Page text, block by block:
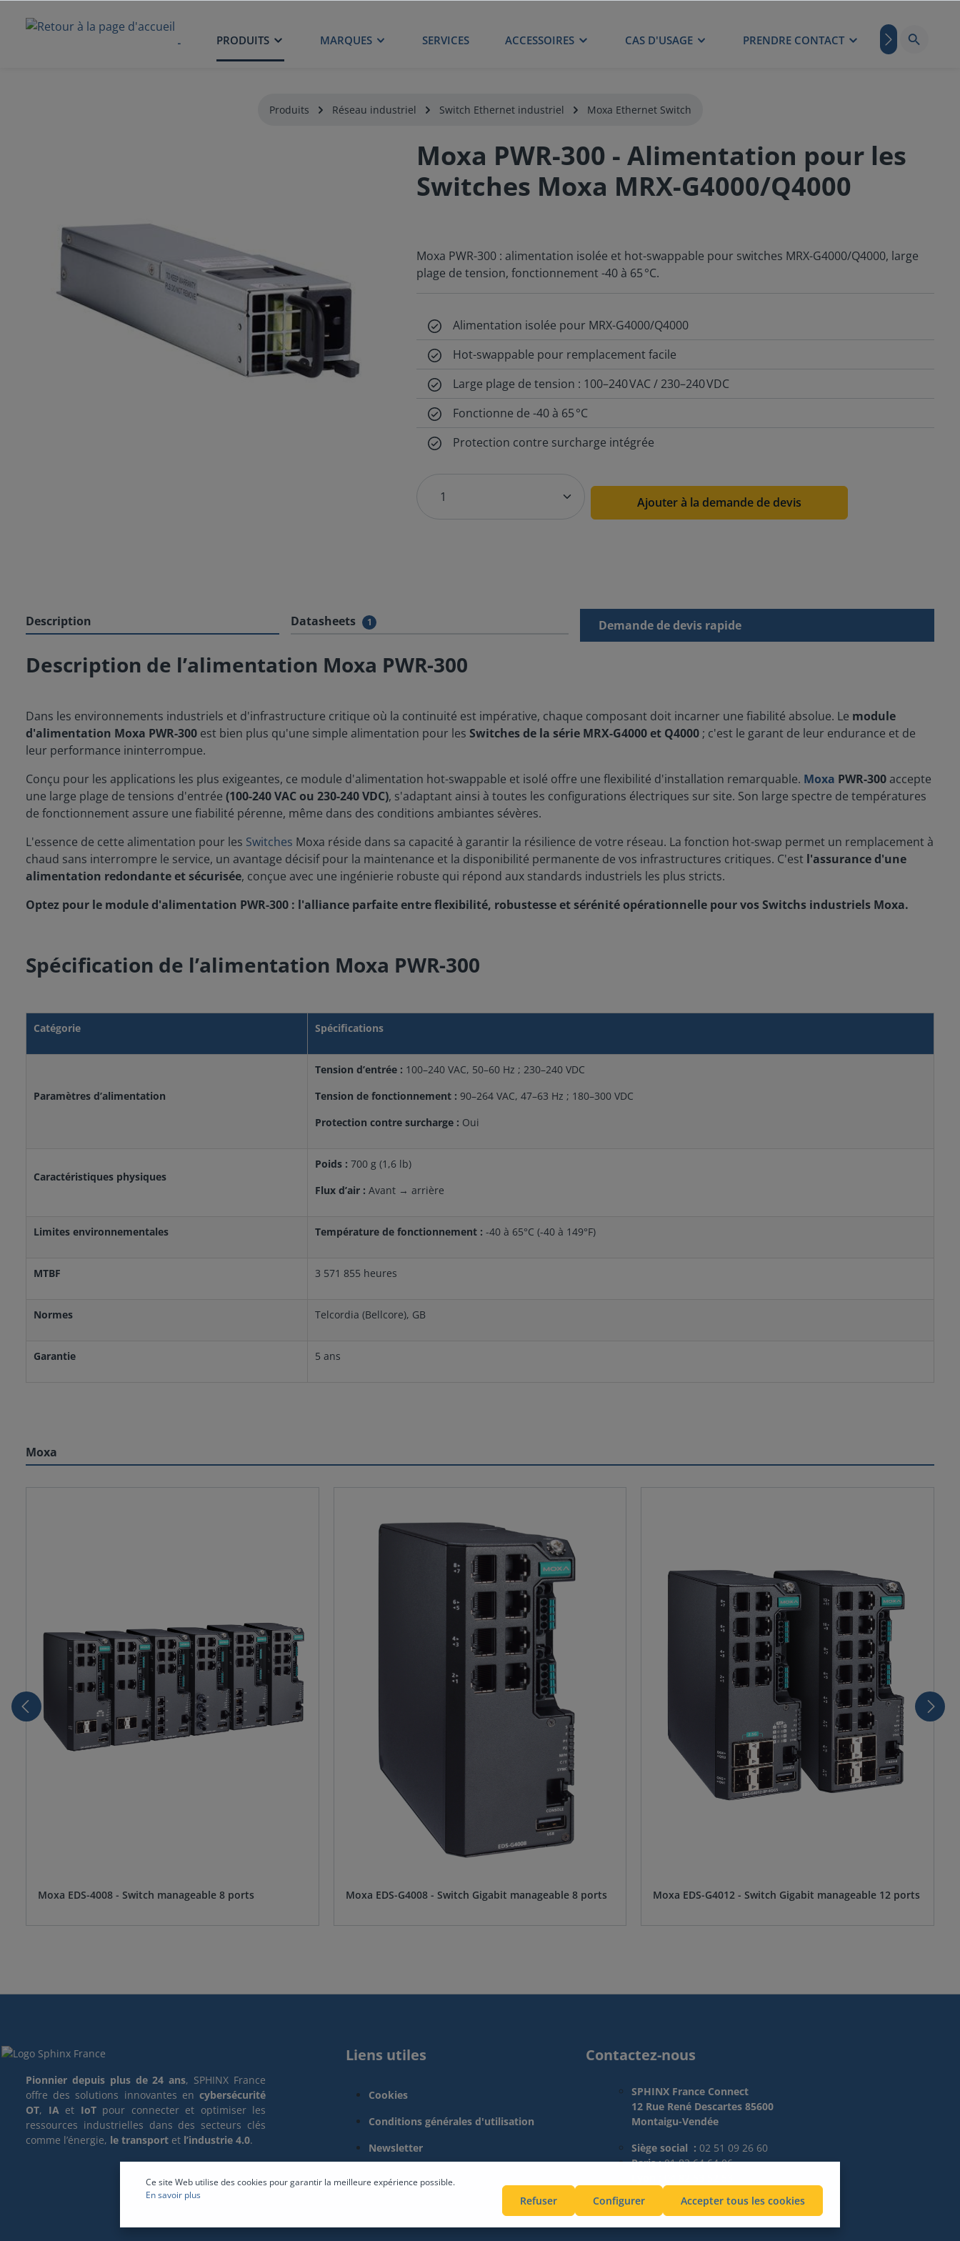
ACCUEIL PRODUITS MARQUES SERVICES ACCESSOIRES CAS D'USAGE PRENDRE CONTACT BLOG
Produits Réseau industriel Switch Ethernet industriel Moxa Ethernet Switch
Moxa PWR-300 - Alimentation pour les
Switches Moxa MRX-G4000/Q4000
Moxa PWR-300 : alimentation isolée et hot-swappable pour switches MRX-G4000/Q4000, large
plage de tension, fonctionnement -40 à 65 °C.
Alimentation isolée pour MRX-G4000/Q4000
Hot-swappable pour remplacement facile
Large plage de tension : 100–240 VAC / 230–240 VDC
Fonctionne de -40 à 65 °C
Protection contre surcharge intégrée
Ajouter à la demande de devis
Description Datasheets 1 Demande de devis rapide
Description de l’alimentation Moxa PWR-300
Dans les environnements industriels et d'infrastructure critique où la continuité est impérative, chaque composant doit incarner une fiabilité absolue. Le module
d'alimentation Moxa PWR-300 est bien plus qu'une simple alimentation pour les Switches de la série MRX-G4000 et Q4000 ; c'est le garant de leur endurance et de
leur performance ininterrompue.
Conçu pour les applications les plus exigeantes, ce module d'alimentation hot-swappable et isolé offre une flexibilité d'installation remarquable. Moxa PWR-300accepte
une large plage de tensions d'entrée (100-240 VAC ou 230-240 VDC), s'adaptant ainsi à toutes les configurations électriques sur site. Son large spectre de températures
de fonctionnement assure une fiabilité pérenne, même dans des conditions ambiantes sévères.
L'essence de cette alimentation pour les Switches Moxa réside dans sa capacité à garantir la résilience de votre réseau. La fonction hot-swap permet un remplacement à
chaud sans interrompre le service, un avantage décisif pour la maintenance et la disponibilité permanente de vos infrastructures critiques. C'est l'assurance d'une
alimentation redondante et sécurisée, conçue avec une ingénierie robuste qui répond aux standards industriels les plus stricts.
Optez pour le module d'alimentation PWR-300 : l'alliance parfaite entre flexibilité, robustesse et sérénité opérationnelle pour vos Switchs industriels Moxa.
Spécification de l’alimentation Moxa PWR-300
Catégorie Spécifications
Paramètres d’alimentation
Tension d’entrée : 100–240 VAC, 50–60 Hz ; 230–240 VDC
Tension de fonctionnement : 90–264 VAC, 47–63 Hz ; 180–300 VDC
Protection contre surcharge : Oui
Caractéristiques physiques
Poids : 700 g (1,6 lb)
Flux d’air : Avant → arrière
Limites environnementales Température de fonctionnement : -40 à 65°C (-40 à 149°F)
MTBF 3 571 855 heures
Normes Telcordia (Bellcore), GB
Garantie 5 ans
Moxa
Moxa EDS-4008 - Switch manageable 8 ports Moxa EDS-G4008 - Switch Gigabit manageable 8 ports Moxa EDS-G4012 - Switch Gigabit manageable 12 ports
Pionnier depuis plus de 24 ans, SPHINX France
offre des solutions innovantes en cybersécurité
OT, IA et IoT pour connecter et optimiser les
ressources industrielles dans des secteurs clés
comme l’énergie, le transport et l’industrie 4.0.
Liens utiles
Cookies
Conditions générales d'utilisation
Newsletter
Contactez-nous
SPHINX France Connect
12 Rue René Descartes 85600
Montaigu-Vendée
Siège social : 02 51 09 26 60
Paris :01 83 64 64 06
Ce site Web utilise des cookies pour garantir la meilleure expérience possible.
En savoir plus
Refuser Configurer Accepter tous les cookies